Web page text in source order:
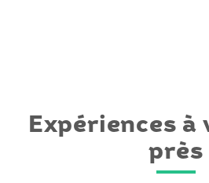
Expériences
près